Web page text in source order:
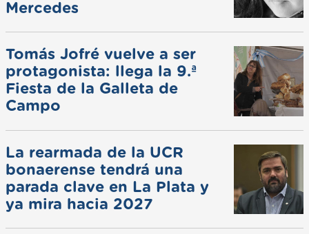
Mercedes
Tomás Jofré vuelve a ser
protagonista: llega la 9.ª
Fiesta de la Galleta de
Campo
La rearmada de la UCR
bonaerense tendrá una
parada clave en La Plata y
ya mira hacia 2027